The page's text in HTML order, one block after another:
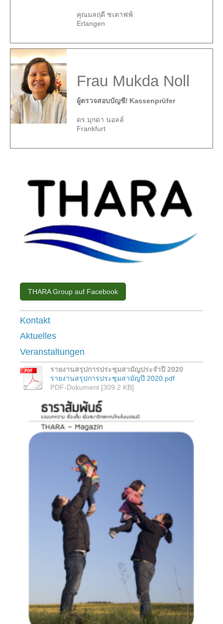
คุณมลฤดี ชเตาฟฟ์
Erlangen
Frau Mukda Noll
ผู้ตรวจสอบบัญชี/ Kassenprüfer
ดร.มุกดา นอลล์
Frankfurt
THARA Group auf Facebook
Kontakt
Aktuelles
Veranstaltungen
รายงานสรุปการประชุมสามัญประจำปี 2020
รายงานสรุปการประชุมสามัญปี 2020.pdf
PDF-Dokument [309.2 KB]